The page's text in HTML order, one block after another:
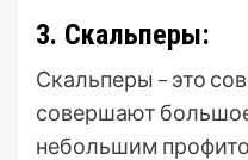
3. Скальперы:
Скальперы – это
совершают
небольшим